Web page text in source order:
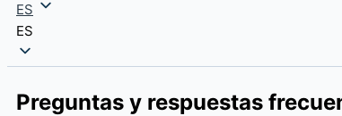
ES
ES
Preguntas y respuestas